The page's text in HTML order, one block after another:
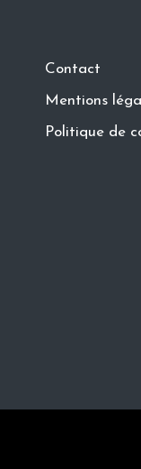
Contact
Mentions
Politique de